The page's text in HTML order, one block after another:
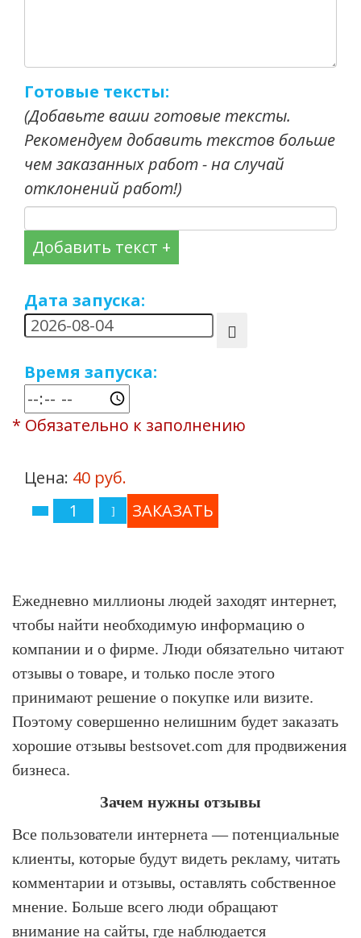
Готовые тексты:
(Добавьте ваши готовые тексты.
Рекомендуем добавить текстов больше
чем заказанных работ - на случай
отклонений работ!)
Добавить текст +
Дата запуска:
Время запуска:
* Обязательно к заполнению
Цена: 40 руб.
Ежедневно миллионы людей заходят интернет,
чтобы найти необходимую информацию о
компании и о фирме. Люди обязательно читают
отзывы о товаре, и только после этого
принимают решение о покупке или визите.
Поэтому совершенно нелишним будет заказать
хорошие отзывы bestsovet.com для продвижения
бизнеса.
Зачем нужны отзывы
Все пользователи интернета — потенциальные
клиенты, которые будут видеть рекламу, читать
комментарии и отзывы, оставлять собственное
мнение. Больше всего люди обращают
внимание на сайты, где наблюдается